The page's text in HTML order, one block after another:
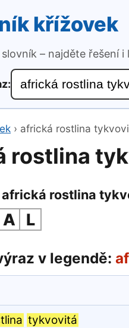
křížovek
– najděte řešení
› africká rostlina
rostlina
africká rostlina
A L
v legendě:
tykvovitá